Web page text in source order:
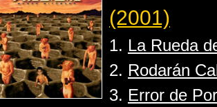
(2001)
1. La Rueda
2. Rodarán
3. Error de